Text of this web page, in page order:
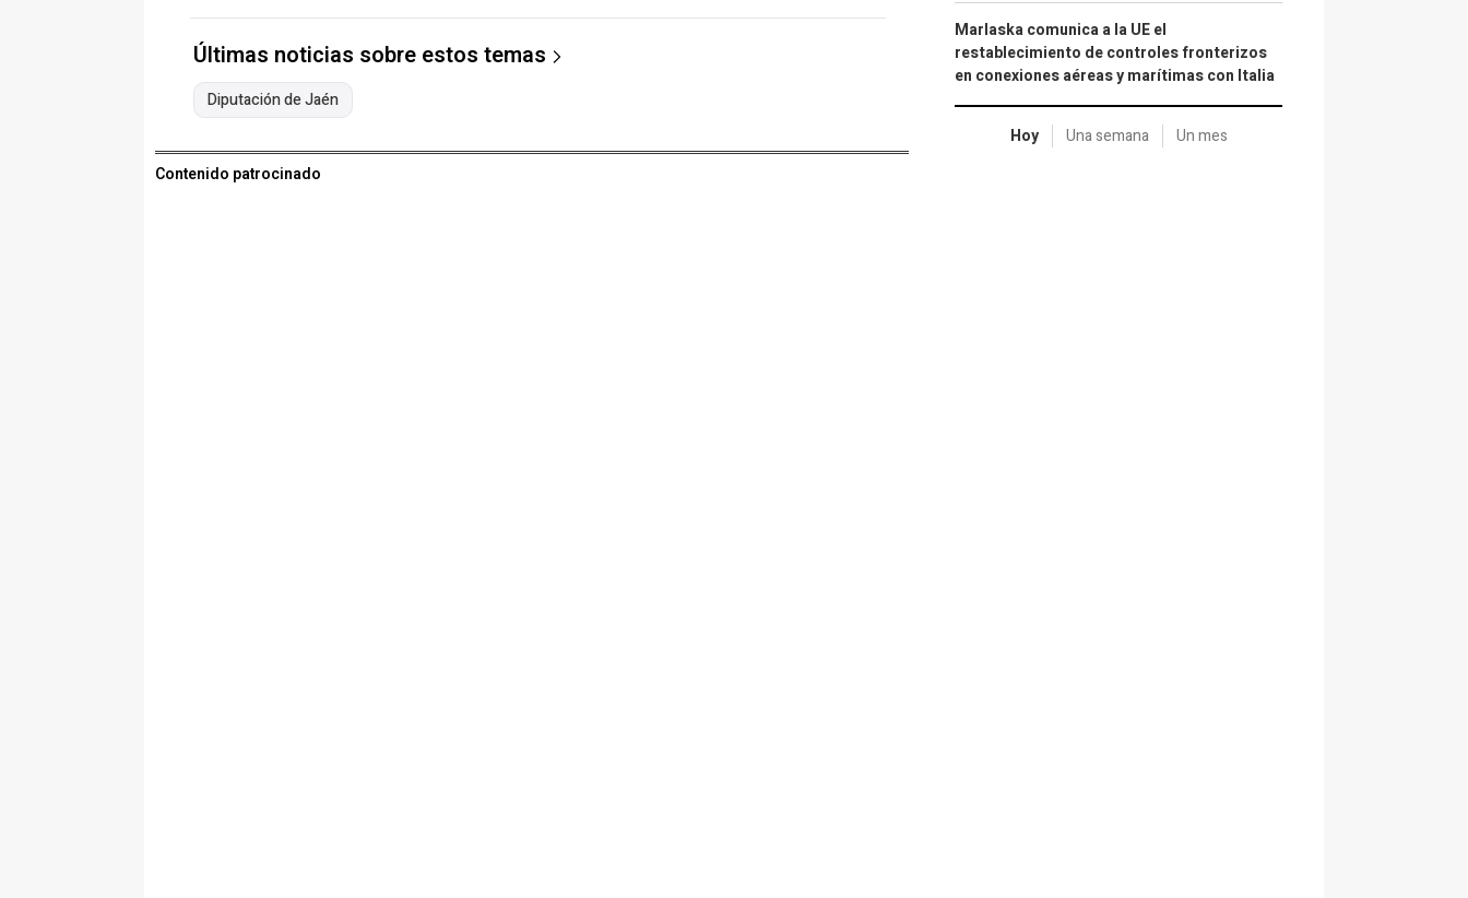
Últimas noticias sobre estos temas
Diputación de Jaén
Contenido patrocinado
Marlaska comunica a la UE el
restablecimiento de controles fronterizos
en conexiones aéreas y marítimas con Italia
Hoy Una semana Un mes